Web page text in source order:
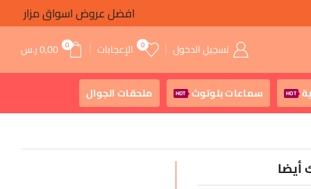
افضل عروض اسواق مزار
تسجيل الدخول 0 الإعجابات 0
0,00ر.س
HOT سماعات بلوتوث HOT ملحقات الجوال
أيضا